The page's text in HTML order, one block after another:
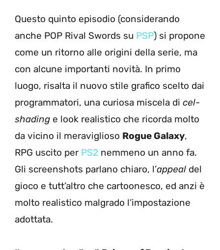
Questo quinto episodio (considerando
anche POP Rival Swords su PSP) si propone
come un ritorno alle origini della serie, ma
con alcune importanti novità. In primo
luogo, risalta il nuovo stile grafico scelto dai
programmatori, una curiosa miscela di cel-
shading e look realistico che ricorda molto
da vicino il meraviglioso Rogue Galaxy,
RPG uscito per PS2 nemmeno un anno fa.
Gli screenshots parlano chiaro, l’appeal del
gioco e tutt’altro che cartoonesco, ed anzi è
molto realistico malgrado l’impostazione
adottata.